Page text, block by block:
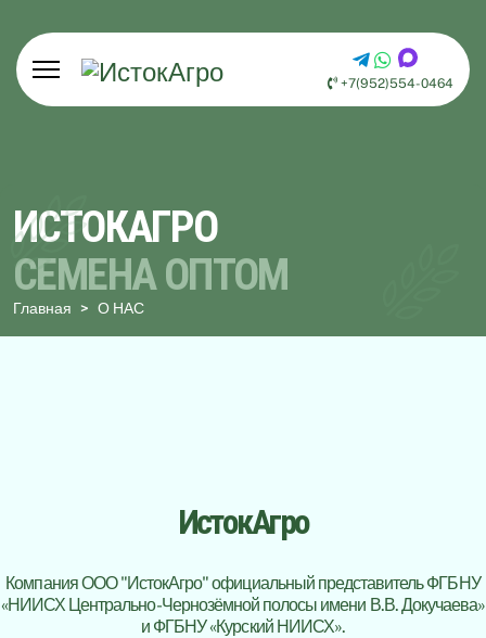
+7(952)554-0464
ИСТОКАГРО
СЕМЕНА ОПТОМ
Главная О НАС
ИстокАгро
Компания ООО "ИстокАгро" официальный представитель ФГБНУ
«НИИСХ Центрально-Чернозёмной полосы имени В.В. Докучаева»
и ФГБНУ «Курский НИИСХ».